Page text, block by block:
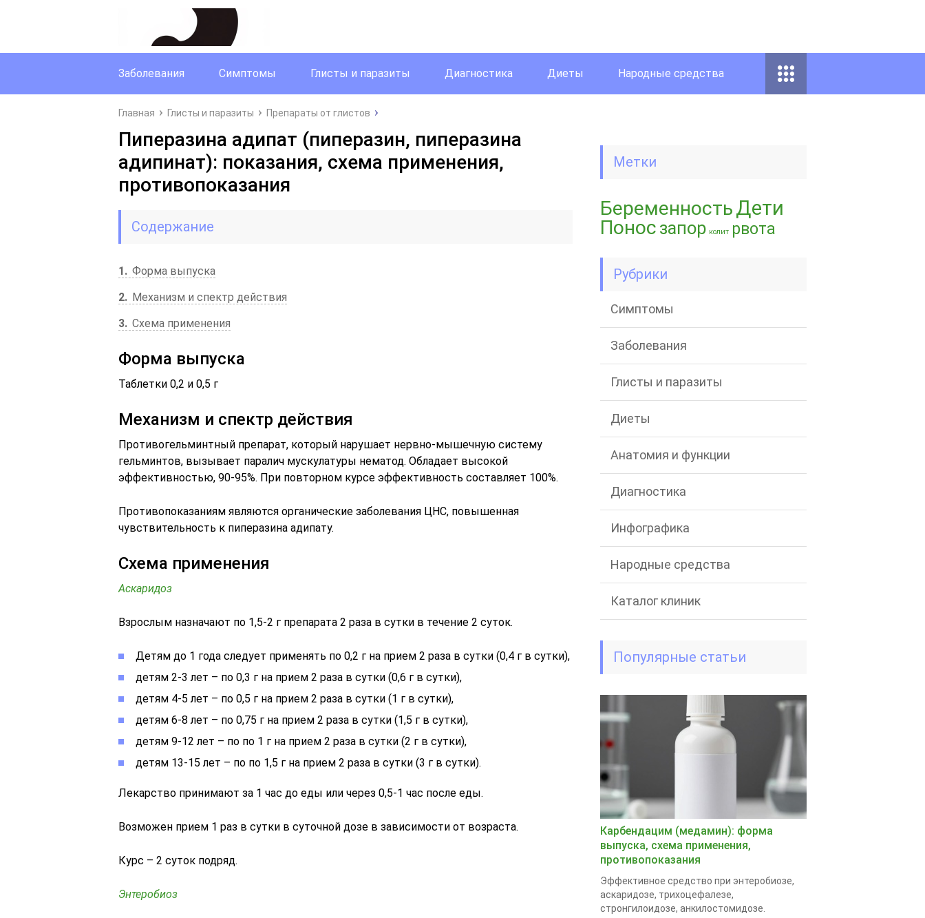
Заболевания Симптомы Глисты и паразиты Диагностика Диеты Народные средства
Главная Глисты и паразиты Препараты от глистов
Пиперазина адипат (пиперазин, пиперазина
адипинат): показания, схема применения,
противопоказания
Содержание
1
Форма выпуска
2
Механизм и спектр действия
3 Схема применения
Форма выпуска
Таблетки 0,2 и 0,5 г
Механизм и спектр действия
Противогельминтный препарат, который нарушает нервно-мышечную систему
гельминтов, вызывает паралич мускулатуры нематод. Обладает высокой
эффективностью, 90-95%. При повторном курсе эффективность составляет 100%.
Противопоказаниям являются органические заболевания ЦНС, повышенная
чувствительность к пиперазина адипату.
Схема применения
Аскаридоз
Взрослым назначают по 1,5-2 г препарата 2 раза в сутки в течение 2 суток.
Детям до 1 года следует применять по 0,2 г на прием 2 раза в сутки (0,4 г в сутки),
детям 2-3 лет – по 0,3 г на прием 2 раза в сутки (0,6 г в сутки),
детям 4-5 лет – по 0,5 г на прием 2 раза в сутки (1 г в сутки),
детям 6-8 лет – по 0,75 г на прием 2 раза в сутки (1,5 г в сутки),
детям 9-12 лет – по по 1 г на прием 2 раза в сутки (2 г в сутки),
детям 13-15 лет – по по 1,5 г на прием 2 раза в сутки (3 г в сутки).
Лекарство принимают за 1 час до еды или через 0,5-1 час после еды.
Возможен прием 1 раз в сутки в суточной дозе в зависимости от возраста.
Курс – 2 суток подряд.
Энтеробиоз
Метки
БеременностьДети
Понос запор колит рвота
Рубрики
Симптомы
Заболевания
Глисты и паразиты
Диеты
Анатомия и функции
Диагностика
Инфографика
Народные средства
Каталог клиник
Популярные статьи
Карбендацим (медамин): форма
выпуска, схема применения,
противопоказания
Эффективное средство при энтеробиозе,
аскаридозе, трихоцефалезе,
стронгилоидозе, анкилостомидозе.